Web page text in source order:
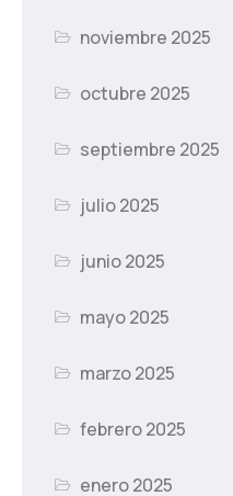
noviembre 2025
octubre 2025
septiembre 2025
julio 2025
junio 2025
mayo 2025
marzo 2025
febrero 2025
enero 2025